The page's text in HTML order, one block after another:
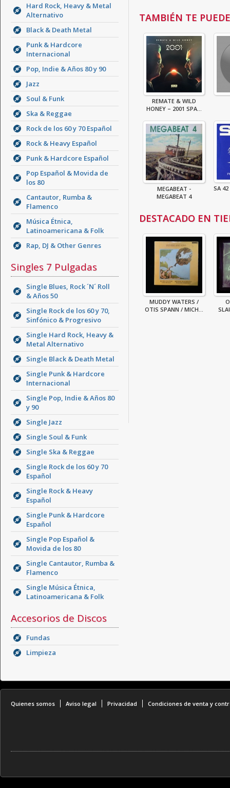
Hard Rock, Heavy & Metal
Alternativo
Black & Death Metal
Punk & Hardcore
Internacional
Pop, Indie & Años 80 y 90
Jazz
Soul & Funk
Ska & Reggae
Rock de los 60 y 70 Español
Rock & Heavy Español
Punk & Hardcore Español
Pop Español & Movida de
los 80
Cantautor, Rumba &
Flamenco
Música Étnica,
Latinoamericana & Folk
Rap, DJ & Other Genres
Singles 7 Pulgadas
Single Blues, Rock ´N´ Roll
& Años 50
Single Rock de los 60 y 70,
Sinfónico & Progresivo
Single Hard Rock, Heavy &
Metal Alternativo
Single Black & Death Metal
Single Punk & Hardcore
Internacional
Single Pop, Indie & Años 80
y 90
Single Jazz
Single Soul & Funk
Single Ska & Reggae
Single Rock de los 60 y 70
Español
Single Rock & Heavy
Español
Single Punk & Hardcore
Español
Single Pop Español &
Movida de los 80
Single Cantautor, Rumba &
Flamenco
Single Música Étnica,
Latinoamericana & Folk
Accesorios de Discos
Fundas
Limpieza
TAMBIÉN TE
REMATE & WILD
HONEY – 2001 SPA...
MEGABEAT -
MEGABEAT 4
SA 42
DESTACADO EN
MUDDY WATERS /
OTIS SPANN / MICH...
Quienes somos Aviso legal Privacidad Condiciones de venta y